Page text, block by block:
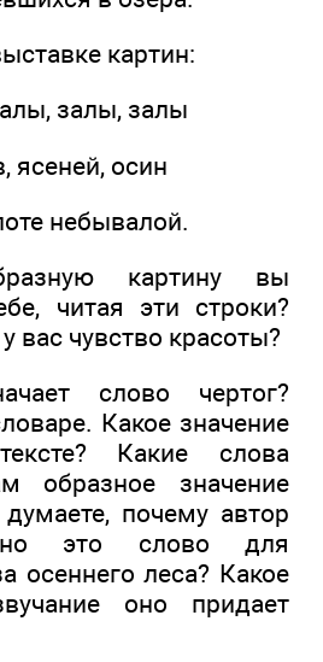
картин:
залы, залы
ясеней, осин
небывалой.
картину вы
читая эти строки?
вас чувство красоты?
слово чертог?
Какое значение
Какие слова
образное значение
почему автор
это слово для
осеннего леса? Какое
оно придает